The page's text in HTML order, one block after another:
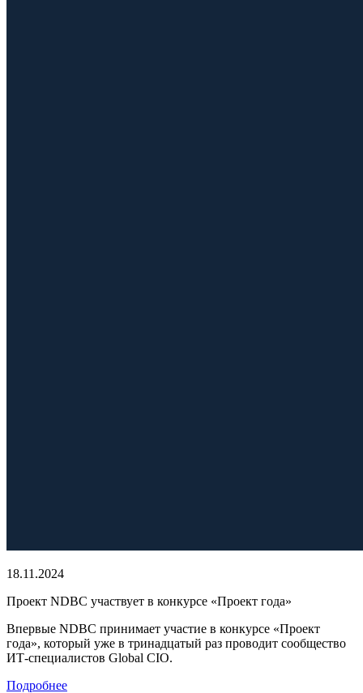
18.11.2024
Проект NDBC участвует в конкурсе «Проект года»
Впервые NDBC принимает участие в конкурсе «Проект
года», который уже в тринадцатый раз проводит сообщество
ИТ-специалистов Global CIO.
Подробнее